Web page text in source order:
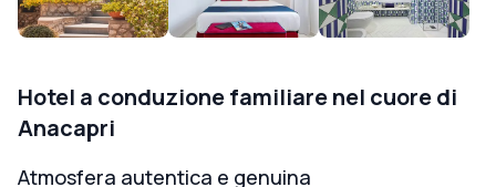
Hotel a conduzione familiare nel cuore di
Anacapri
Atmosfera autentica e genuina